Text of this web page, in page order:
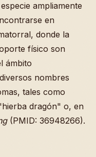
ampliamente
en
donde la
físico son
ámbito
nombres
tales como
dragón" o, en
(PMID: 36948266).